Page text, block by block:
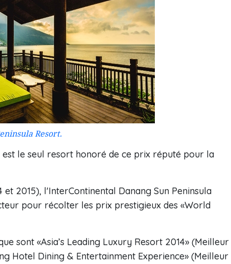
Resort.
est le seul resort honoré de ce prix réputé pour la
2015), l'InterContinental Danang Sun Peninsula
pour récolter les prix prestigieux des «World
sont «Asia’s Leading Luxury Resort 2014» (Meilleur
Hotel Dining & Entertainment Experience» (Meilleur